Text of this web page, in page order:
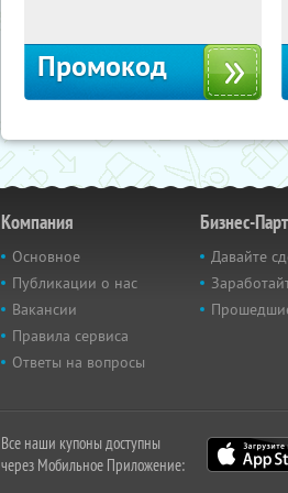
Промокод
Компания
Основное
Публикации о нас
Вакансии
Правила сервиса
Ответы на вопросы
Бизнес-
Давайте
Все наши купоны доступны
через Мобильное Приложение: